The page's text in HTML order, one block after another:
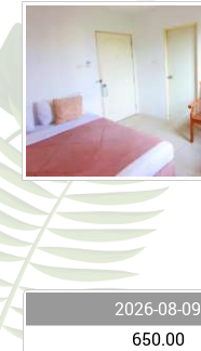
2026-08-09
650.00